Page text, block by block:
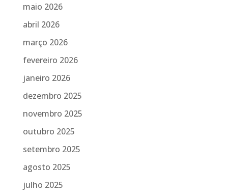
maio 2026
abril 2026
março 2026
fevereiro 2026
janeiro 2026
dezembro 2025
novembro 2025
outubro 2025
setembro 2025
agosto 2025
julho 2025